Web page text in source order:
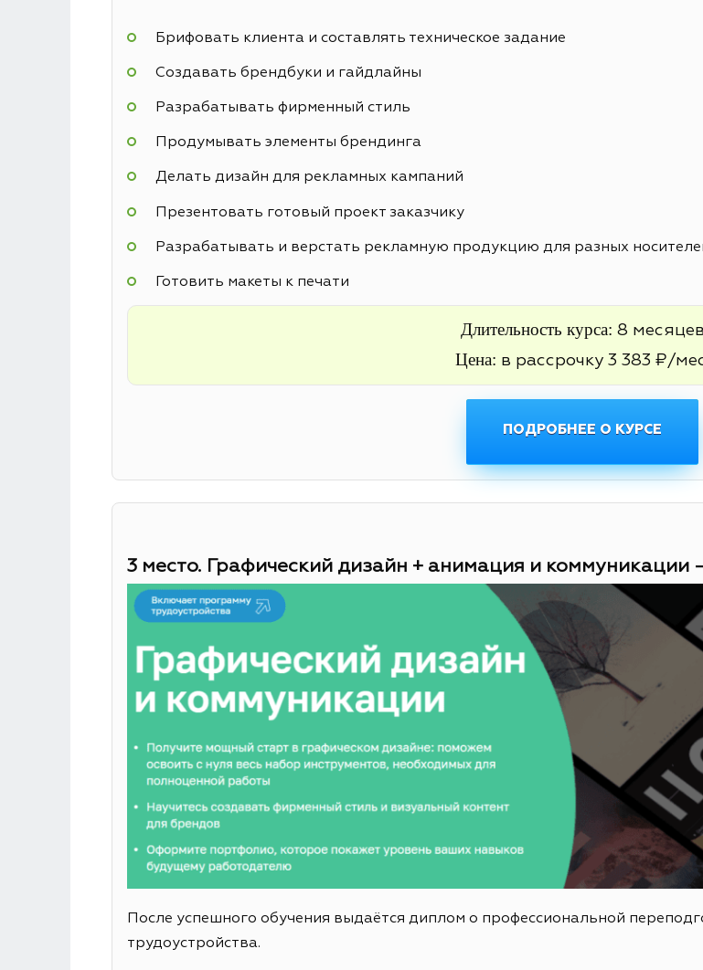
Брифовать клиента и составлять техническое задание
Создавать брендбуки и гайдлайны
Разрабатывать фирменный стиль
Продумывать элементы брендинга
Делать дизайн для рекламных кампаний
Презентовать готовый проект заказчику
Разрабатывать и верстать рекламную продукцию для разных
Готовить макеты к печати
Длительность курса: 8 месяцев
Цена: в рассрочку 3 383 ₽/
ПОДРОБНЕЕ О КУРСЕ
3 место. Графический дизайн + анимация и коммуникации
После успешного обучения выдаётся диплом о профессиональной
трудоустройства.